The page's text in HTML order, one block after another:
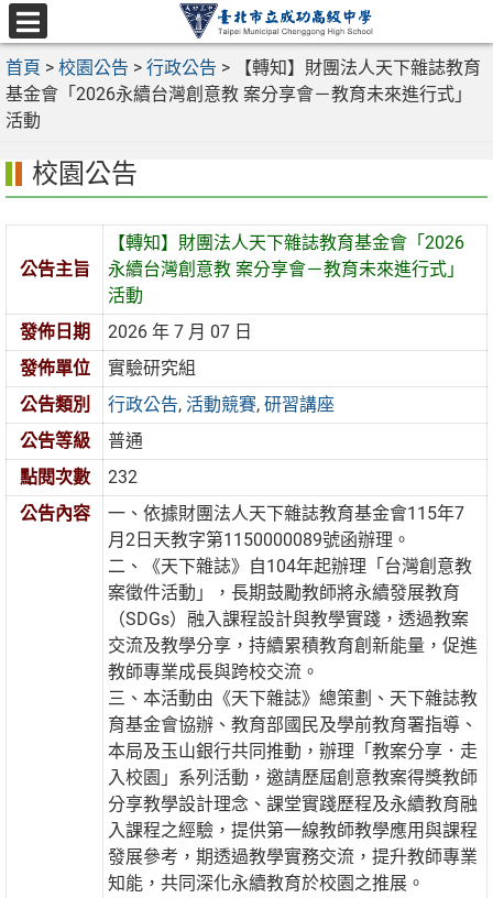
跳
至
主
要
內
選
單
首頁 > 校園公告 > 行政公告 >
【轉知】財團法人天下雜誌教育
基金會「2026永續台灣創意教 案分享會－教育未來進行式」
活動
校園公告
公告主旨
【轉知】財團法人天下雜誌教育基金會「2026
永續台灣創意教 案分享會－教育未來進行式」
活動
發佈日期
2026 年 7 月 07 日
發佈單位
實驗研究組
公告類別
行政公告,活動競賽,研習講座
公告等級
普通
點閱次數
232
公告內容
一、依據財團法人天下雜誌教育基金會115年7
月2日天教字第1150000089號函辦理。
二、《天下雜誌》自104年起辦理「台灣創意教
案徵件活動」，長期鼓勵教師將永續發展教育
（SDGs）融入課程設計與教學實踐，透過教案
交流及教學分享，持續累積教育創新能量，促進
教師專業成長與跨校交流。
三、本活動由《天下雜誌》總策劃、天下雜誌教
育基金會協辦、教育部國民及學前教育署指導、
本局及玉山銀行共同推動，辦理「教案分享．走
入校園」系列活動，邀請歷屆創意教案得獎教師
分享教學設計理念、課堂實踐歷程及永續教育融
入課程之經驗，提供第一線教師教學應用與課程
發展參考，期透過教學實務交流，提升教師專業
知能，共同深化永續教育於校園之推展。